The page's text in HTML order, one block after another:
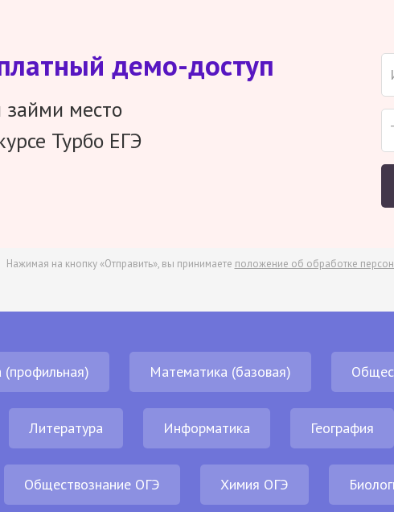
демо-доступ
займи место
Турбо ЕГЭ
Нажимая на кнопку «Отправить», вы принимаете положение об обработке
Математика (базовая)
Литература Информатика География
Обществознание ОГЭ Химия ОГЭ